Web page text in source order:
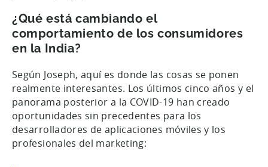
¿Qué está cambiando el
comportamiento de los consumidores
en la India?
Según Joseph, aquí es donde las cosas se ponen
realmente interesantes. Los últimos cinco años y el
panorama posterior a la COVID-19 han creado
oportunidades sin precedentes para los
desarrolladores de aplicaciones móviles y los
profesionales del marketing: